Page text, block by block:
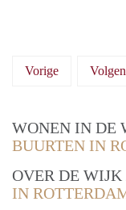
Vorige
WONEN IN DE
BUURTEN IN
OVER DE WIJK
IN